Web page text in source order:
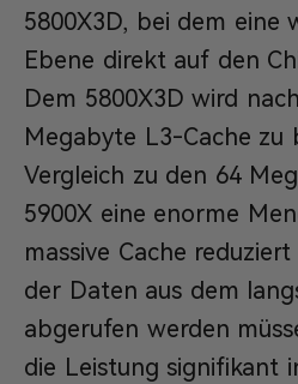
5800X3D, bei dem eine
Ebene direkt auf den
Dem 5800X3D wird
Megabyte L3-Cache zu
Vergleich zu den 64
5900X eine enorme
massive Cache
der Daten aus dem
abgerufen werden
die Leistung signifikant